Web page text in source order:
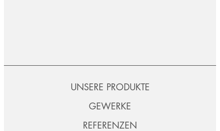
UNSERE PRODUKTE
GEWERKE
REFERENZEN